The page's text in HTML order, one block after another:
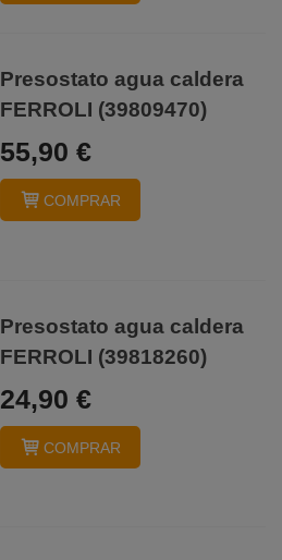
Presostato agua caldera
FERROLI (39809470)
55,90 €
COMPRAR
Presostato agua caldera
FERROLI (39818260)
24,90 €
COMPRAR